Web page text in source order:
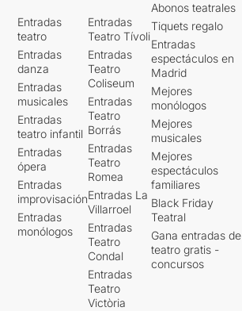
Entradas
teatro
Entradas
danza
Entradas
musicales
Entradas
teatro infantil
Entradas
ópera
Entradas
improvisación
Entradas
monólogos
Entradas
Teatro Tívoli
Entradas
Teatro
Coliseum
Entradas
Teatro
Borrás
Entradas
Teatro
Romea
Entradas La
Villarroel
Entradas
Teatro
Condal
Entradas
Teatro
Victòria
Abonos teatrales
Tiquets regalo
Entradas
espectáculos en
Madrid
Mejores
monólogos
Mejores
musicales
Mejores
espectáculos
familiares
Black Friday
Teatral
Gana entradas de
teatro gratis -
concursos